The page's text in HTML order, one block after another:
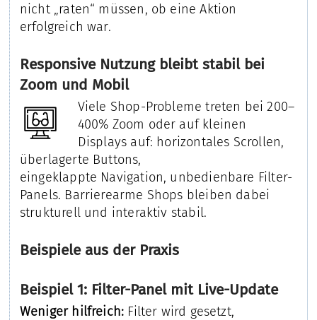
nicht „raten“ müssen, ob eine Aktion
erfolgreich war.
Responsive Nutzung bleibt stabil bei
Zoom und Mobil
Viele Shop-Probleme treten bei 200–
400% Zoom oder auf kleinen
Displays auf: horizontales Scrollen,
überlagerte Buttons,
eingeklappte Navigation, unbedienbare Filter-
Panels. Barrierearme Shops bleiben dabei
strukturell und interaktiv stabil.
Beispiele aus der Praxis
Beispiel 1: Filter-Panel mit Live-Update
Weniger hilfreich: Filter wird gesetzt,